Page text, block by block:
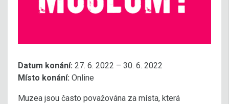
Datum konání: 27. 6. 2022 – 30. 6. 2022
Místo konání: Online
Muzea jsou často považována za místa, která